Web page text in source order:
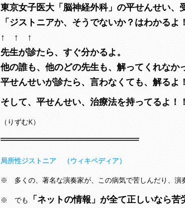
東京女子医大「脳神経外科」の平せんせい、
「ジストニアか、そうでないか？はわかるよ
↑ ↑ ↑
先生が診たら、すぐ分かるよ。
他の誰も、他のどの先生も、解ってくれなか
平せんせいが診たら、言わなくても、解るよ
そして、平せんせい、治療法を持ってるよ！
（りずむK）
局所性ジストニア （ウィキペディア）
※ 多くの、著名な演奏家が、この病気で苦しんだり、演
※ でも 「ネットの情報」が全て正しいなら苦